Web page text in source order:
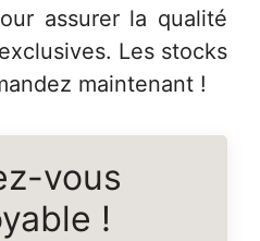
assurer la qualité
Les stocks
maintenant !
vous
!